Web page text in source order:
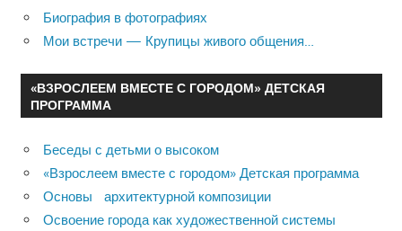
Биография в фотографиях
Мои встречи — Крупицы живого общения…
«ВЗРОСЛЕЕМ ВМЕСТЕ С ГОРОДОМ» ДЕТСКАЯ
ПРОГРАММА
Беседы с детьми о высоком
«Взрослеем вместе с городом» Детская программа
Основы архитектурной композиции
Освоение города как художественной системы